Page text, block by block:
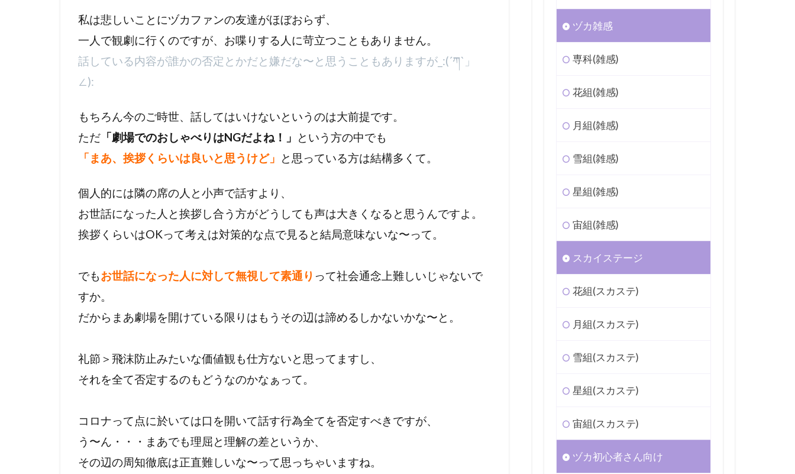
私は悲しいことにヅカファンの友達がほぼおらず、
一人で観劇に行くのですが、お喋りする人に苛立つこともありません。
話している内容が誰かの否定とかだと嫌だな〜と思うこともありますが_:(´ཀ`」
∠):
もちろん今のご時世、話してはいけないというのは大前提です。
ただ 「劇場でのおしゃべりはNGだよね！」 という方の中でも
「まあ、挨拶くらいは良いと思うけど」 と思っている方は結構多くて。
個人的には隣の席の人と小声で話すより、
お世話になった人と挨拶し合う方がどうしても声は大きくなると思うんですよ。
挨拶くらいはOKって考えは対策的な点で見ると結局意味ないな〜って。
でもお世話になった人に対して無視して素通り って社会通念上難しいじゃないで
すか。
だからまあ劇場を開けている限りはもうその辺は諦めるしかないかな〜と。
礼節＞飛沫防止みたいな価値観も仕方ないと思ってますし、
それを全て否定するのもどうなのかなぁって。
コロナって点に於いては口を開いて話す行為全てを否定すべきですが、
う〜ん・・・まあでも理屈と理解の差というか、
その辺の周知徹底は正直難しいな〜って思っちゃいますね。
ヅカ雑感
専科(雑感)
花組(雑感)
月組(雑感)
雪組(雑感)
星組(雑感)
宙組(雑感)
スカイステージ
花組(スカステ)
月組(スカステ)
雪組(スカステ)
星組(スカステ)
宙組(スカステ)
ヅカ初心者さん向け